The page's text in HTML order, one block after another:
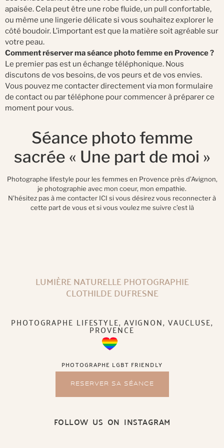
apaisée. Cela peut être une robe fluide, un pull confortable,
ou même une lingerie délicate si vous souhaitez explorer le
côté boudoir. L’important est que la matière soit agréable sur
votre peau.
Comment réserver ma séance photo femme en Provence ?
Le premier pas est un échange téléphonique. Nous
discutons de vos besoins, de vos peurs et de vos envies.
Vous pouvez me contacter directement via mon formulaire
de contact ou par téléphone pour commencer à préparer ce
moment pour vous.
Séance photo femme
sacrée « Une part de moi »
Photographe lifestyle pour les femmes en Provence près d’Avignon,
je photographie avec mon coeur, mon empathie.
N’hésitez pas à me contacter ICI si vous désirez vous reconnecter à
cette part de vous et si vous voulez me suivre c’est là
LUMIÈRE NATURELLE PHOTOGRAPHIE
CLOTHILDE DUFRESNE
PHOTOGRAPHE LIFESTYLE, AVIGNON, VAUCLUSE,
PROVENCE
PHOTOGRAPHE LGBT FRIENDLY
RESERVER SA SÉANCE
FOLLOW US ON INSTAGRAM